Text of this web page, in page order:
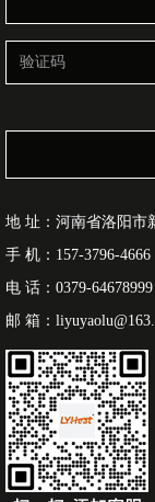
地 址：河南省洛阳市
手 机：157-3796-4666
电 话：0379-64678999
邮 箱：